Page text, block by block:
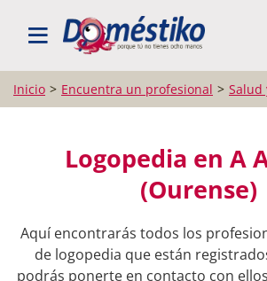
BUSCAR PROFESIONALES
Inicio Encuentra un profesional Salud
Logopedia en A
(Ourense)
Aquí encontrarás todos los
de logopedia que están
podrás ponerte en contacto con